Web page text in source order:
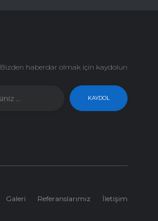
Bizden haberdar olmak için kaydolun
KAYDOL
Galeri Referanslarımız İletişim